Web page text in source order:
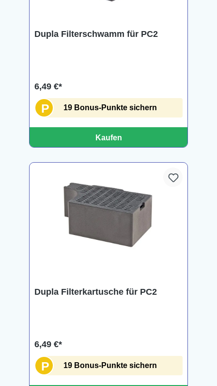
Dupla Filterschwamm für PC2
6,49 €*
P 19 Bonus-Punkte sichern
Kaufen
Dupla Filterkartusche für PC2
6,49 €*
P 19 Bonus-Punkte sichern